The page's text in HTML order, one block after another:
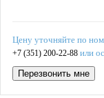
Цену уточняйте по
+7 (351) 200-22-88 или
Перезвонить мне